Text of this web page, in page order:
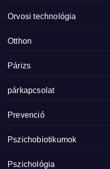
Orvosi technológia
Otthon
Párizs
párkapcsolat
Prevenció
Pszichobiotikumok
Pszichológia